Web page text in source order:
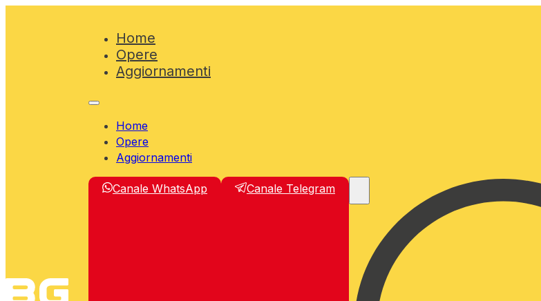
Home
Opere
Aggiornamenti
Home
Opere
Aggiornamenti
Canale WhatsApp Canale Telegram